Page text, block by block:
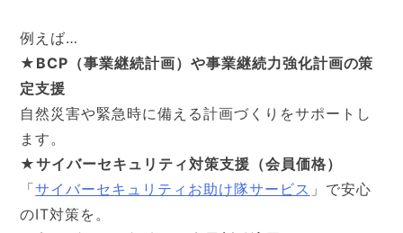
例えば…
★BCP（事業継続計画）や事業継続力強化計画の策
定支援
自然災害や緊急時に備える計画づくりをサポートし
ます。
★サイバーセキュリティ対策支援（会員価格）
「サイバーセキュリティお助け隊サービス 」で安心
のIT対策を。